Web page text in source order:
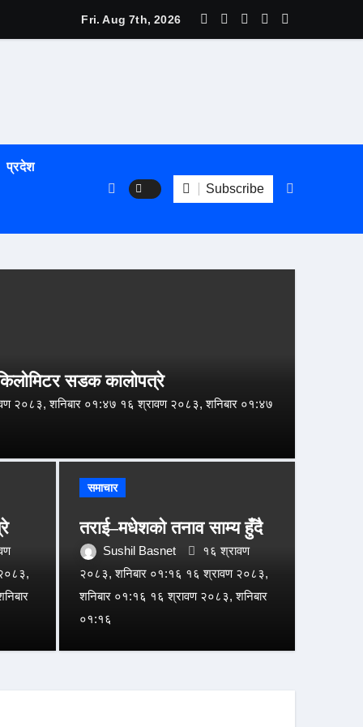
Fri. Aug 7th, 2026
प्रदेश
Subscribe
तनाव साम्य हुँदै
२०८३, शनिबार ०१:१६ १६ श्रावण २०८३, शनिबार ०१:१६
सडक कालोपत्रे
२०८३, शनिबार ०१:४७ १६ श्रावण २०८३, शनिबार ०१:४७
समाचार
तराई–मधेशको तनाव साम्य हुँदै
Sushil Basnet
१६ श्रावण
२०८३, शनिबार ०१:१६ १६ श्रावण २०८३,
शनिबार ०१:१६ १६ श्रावण २०८३, शनिबार
०१:१६